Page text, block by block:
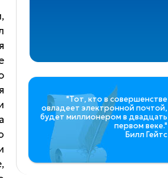
"Тот, кто в совершенстве
овладеет электронной почтой,
будет миллионером в двадцать
первом веке."
Билл Гейтс